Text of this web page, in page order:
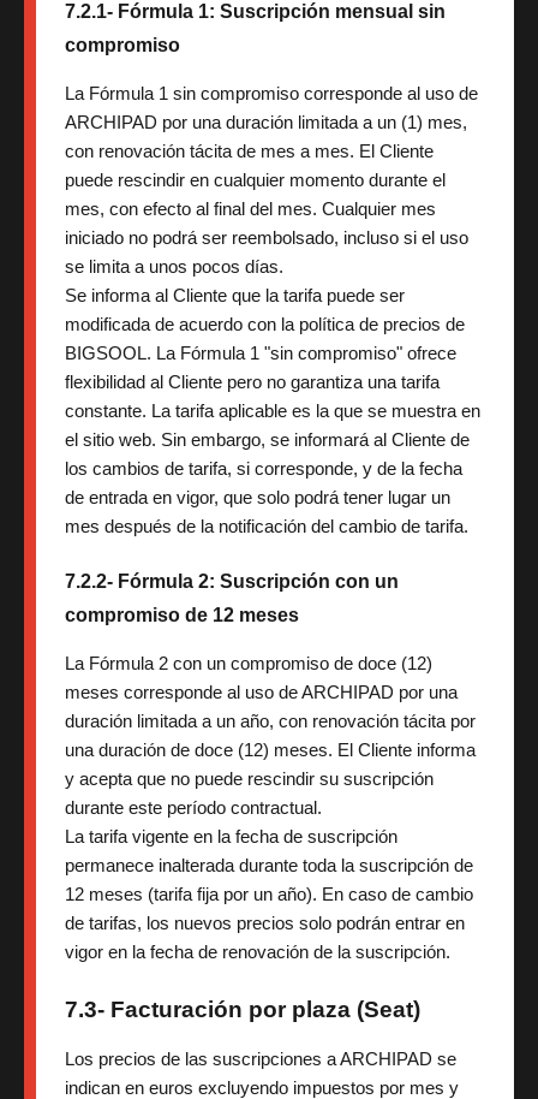
7.2.1- Fórmula 1: Suscripción mensual sin
compromiso
La Fórmula 1 sin compromiso corresponde al uso de
ARCHIPAD por una duración limitada a un (1) mes,
con renovación tácita de mes a mes. El Cliente
puede rescindir en cualquier momento durante el
mes, con efecto al final del mes. Cualquier mes
iniciado no podrá ser reembolsado, incluso si el uso
se limita a unos pocos días.
Se informa al Cliente que la tarifa puede ser
modificada de acuerdo con la política de precios de
BIGSOOL. La Fórmula 1 "sin compromiso" ofrece
flexibilidad al Cliente pero no garantiza una tarifa
constante. La tarifa aplicable es la que se muestra en
el sitio web. Sin embargo, se informará al Cliente de
los cambios de tarifa, si corresponde, y de la fecha
de entrada en vigor, que solo podrá tener lugar un
mes después de la notificación del cambio de tarifa.
7.2.2- Fórmula 2: Suscripción con un
compromiso de 12 meses
La Fórmula 2 con un compromiso de doce (12)
meses corresponde al uso de ARCHIPAD por una
duración limitada a un año, con renovación tácita por
una duración de doce (12) meses. El Cliente informa
y acepta que no puede rescindir su suscripción
durante este período contractual.
La tarifa vigente en la fecha de suscripción
permanece inalterada durante toda la suscripción de
12 meses (tarifa fija por un año). En caso de cambio
de tarifas, los nuevos precios solo podrán entrar en
vigor en la fecha de renovación de la suscripción.
7.3- Facturación por plaza (Seat)
Los precios de las suscripciones a ARCHIPAD se
indican en euros excluyendo impuestos por mes y